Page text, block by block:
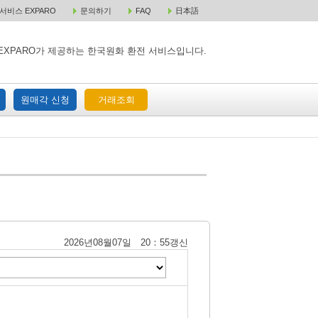
비스 EXPARO 문의하기 FAQ 日本語
가 제공하는 한국원화 환전 서비스입니다.
원매각 신청 거래조회
택배 주문 원매각 주문 거래조회
2026년08월07일 20：55갱신